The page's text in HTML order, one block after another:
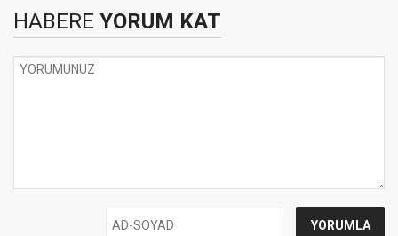
HABERE YORUM KAT